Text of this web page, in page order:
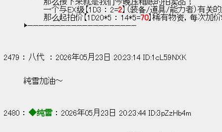
        那么接下来就是我们今晚压箱底的拍卖品！
        一个与EX级【1D3 ： 2=
2】（装备/道具/能力者）有关
        那么起拍价【1D20*5 ： 14*5=
70】稀有物资，每次加
▶————————————————————
2479 ： 八代  ： 2026年05月23日 20:23:14 ID:1cL59NXK
純雪加油～
2480 ： ◆纯雪 ： 2026年05月23日 20:23:44 ID:3pZzHb4m